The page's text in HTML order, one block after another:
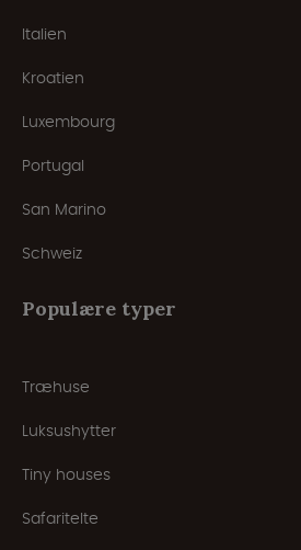
Italien
Kroatien
Luxembourg
Portugal
San Marino
Schweiz
Populære typer
Træhuse
Luksushytter
Tiny houses
Safaritelte